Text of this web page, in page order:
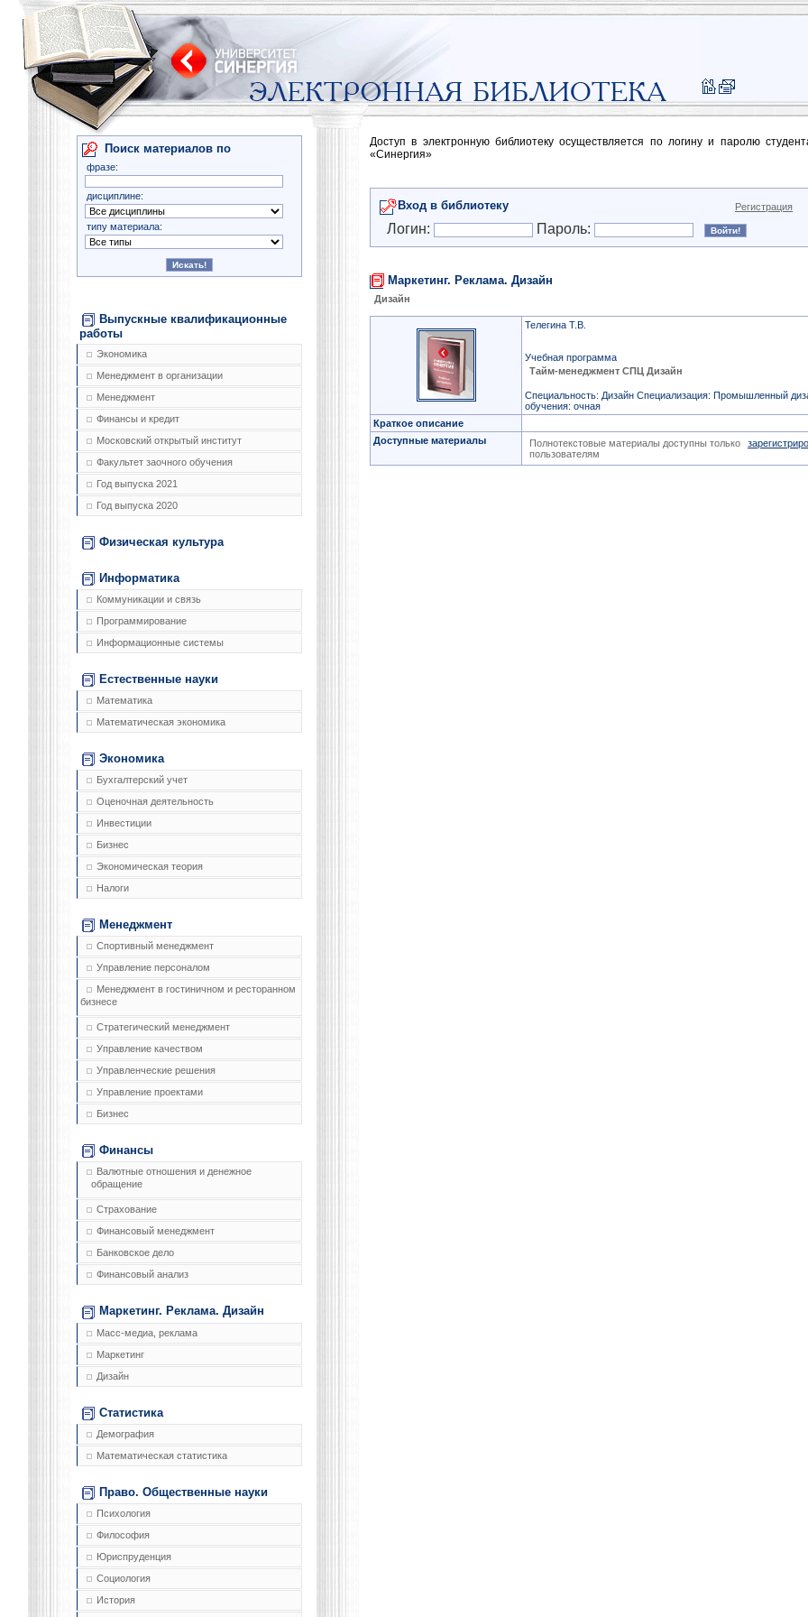
Поиск материалов по
фразе:
дисциплине:
типу материала:
Выпускные квалификационные
работы
Экономика
Менеджмент в организации
Менеджмент
Финансы и кредит
Московский открытый институт
Факультет заочного обучения
Год выпуска 2021
Год выпуска 2020
Физическая культура
Информатика
Коммуникации и связь
Программирование
Информационные системы
Естественные науки
Математика
Математическая экономика
Экономика
Бухгалтерский учет
Оценочная деятельность
Инвестиции
Бизнес
Экономическая теория
Налоги
Менеджмент
Спортивный менеджмент
Управление персоналом
Менеджмент в гостиничном и ресторанном
бизнесе
Стратегический менеджмент
Управление качеством
Управленческие решения
Управление проектами
Бизнес
Финансы
Валютные отношения и денежное
обращение
Страхование
Финансовый менеджмент
Банковское дело
Финансовый анализ
Маркетинг. Реклама. Дизайн
Масс-медиа, реклама
Маркетинг
Дизайн
Статистика
Демография
Математическая статистика
Право. Общественные науки
Психология
Философия
Юриспруденция
Социология
История
Доступ в электронную библиотеку осуществляется по логину и паролю
«Синергия»
Вход в библиотеку Регистрация
Логин: Пароль:
Маркетинг. Реклама. Дизайн
Дизайн
Телегина Т.В.
Учебная программа
Тайм-менеджмент СПЦ Дизайн
Специальность: Дизайн Специализация: Промышленный
обучения: очная
Краткое описание
Доступные материалы
Полнотекстовые материалы доступны только
пользователям